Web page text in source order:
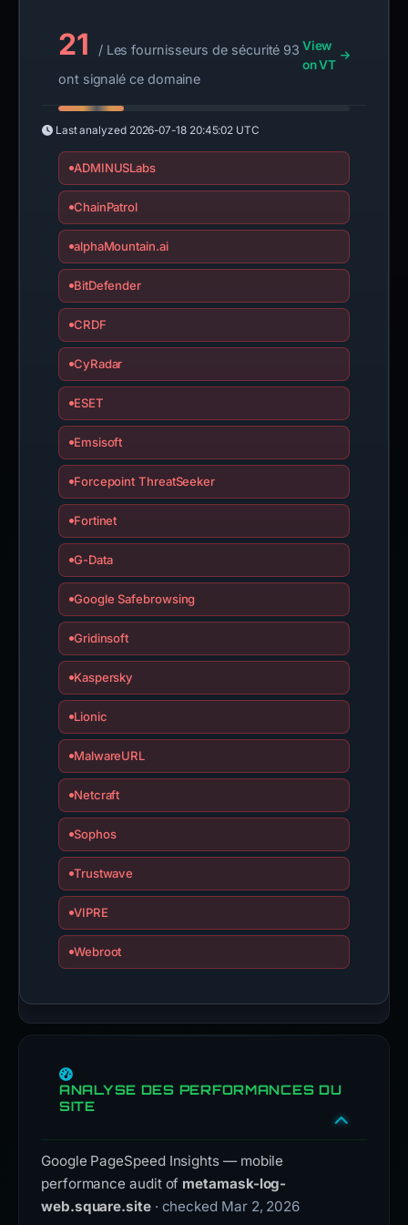
21
/ Les fournisseurs de sécurité 93
ont signalé ce domaine
View
on VT
Last analyzed 2026-07-18 20:45:02 UTC
ADMINUSLabs
ChainPatrol
alphaMountain.ai
BitDefender
CRDF
CyRadar
ESET
Emsisoft
Forcepoint ThreatSeeker
Fortinet
G-Data
Google Safebrowsing
Gridinsoft
Kaspersky
Lionic
MalwareURL
Netcraft
Sophos
Trustwave
VIPRE
Webroot
ANALYSE DES PERFORMANCES DU
SITE
Google PageSpeed Insights — mobile
performance audit of metamask-log-
web.square.site · checked Mar 2, 2026